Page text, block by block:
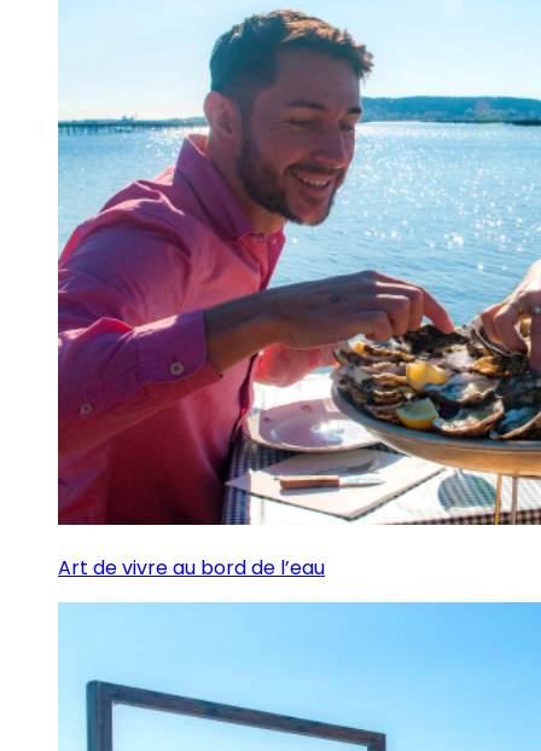
Art de vivre au bord de l’eau